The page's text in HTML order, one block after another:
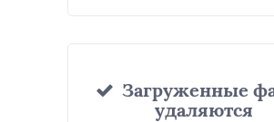
Загруженные
удаляются